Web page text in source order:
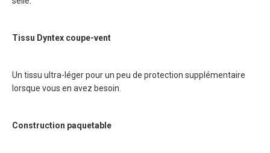
Tissu Dyntex coupe-vent
Un tissu ultra-léger pour un peu de protection supplémentaire
lorsque vous en avez besoin.
Construction paquetable